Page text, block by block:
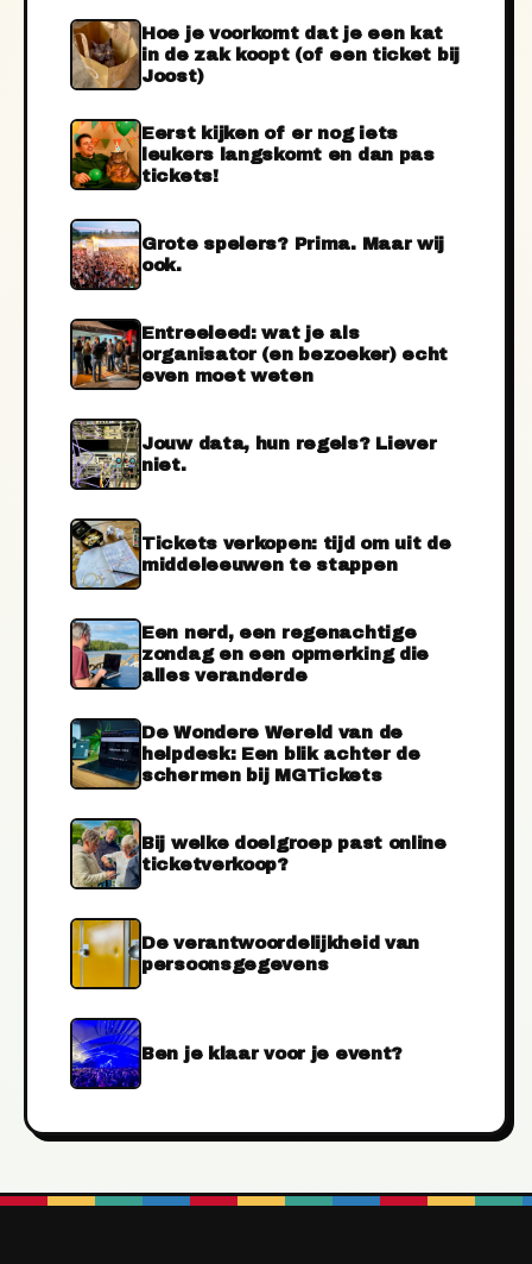
Hoe je voorkomt dat je een kat
in de zak koopt (of een ticket bij
Joost)
Eerst kijken of er nog iets
leukers langskomt en dan pas
tickets!
Grote spelers? Prima. Maar wij
ook.
Entreeleed: wat je als
organisator (en bezoeker) echt
even moet weten
Jouw data, hun regels? Liever
niet.
Tickets verkopen: tijd om uit de
middeleeuwen te stappen
Een nerd, een regenachtige
zondag en een opmerking die
alles veranderde
De Wondere Wereld van de
helpdesk: Een blik achter de
schermen bij MGTickets
Bij welke doelgroep past online
ticketverkoop?
De verantwoordelijkheid van
persoonsgegevens
Ben je klaar voor je event?